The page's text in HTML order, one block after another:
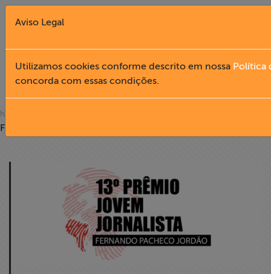
Fechar X
English
Home
NOTÍCIAS
home
Filtro
Aviso Legal
Utilizamos cookies conforme descrito em nossa Política
concorda com essas condições.